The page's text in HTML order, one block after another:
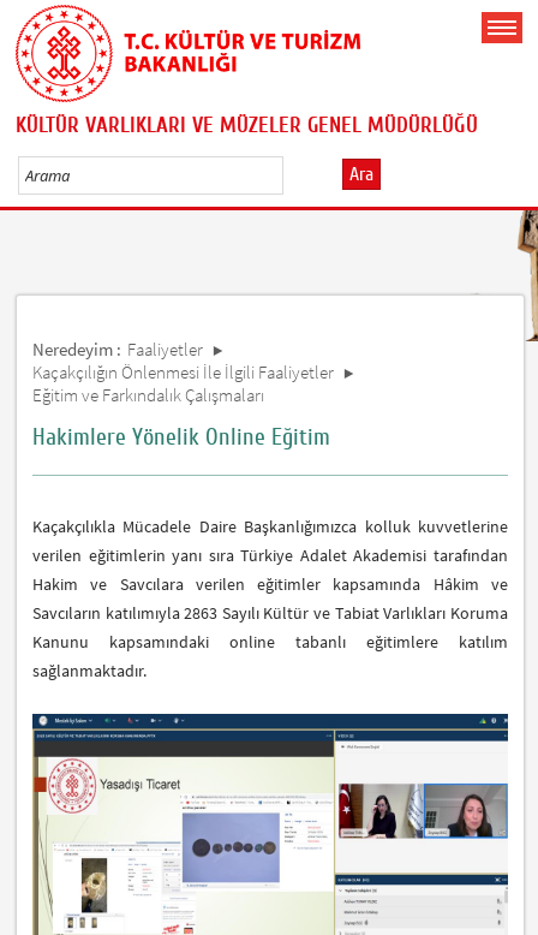
KÜLTÜR VARLIKLARI VE MÜZELER GENEL MÜDÜRLÜĞÜ
Ara
Neredeyim : Faaliyetler
Kaçakçılığın Önlenmesi İle İlgili Faaliyetler
Eğitim ve Farkındalık Çalışmaları
Hakimlere Yönelik Online Eğitim
Kaçakçılıkla Mücadele Daire Başkanlığımızca kolluk kuvvetlerine
verilen eğitimlerin yanı sıra Türkiye Adalet Akademisi tarafından
Hakim ve Savcılara verilen eğitimler kapsamında Hâkim ve
Savcıların katılımıyla 2863 Sayılı Kültür ve Tabiat Varlıkları Koruma
Kanunu kapsamındaki online tabanlı eğitimlere katılım
sağlanmaktadır.